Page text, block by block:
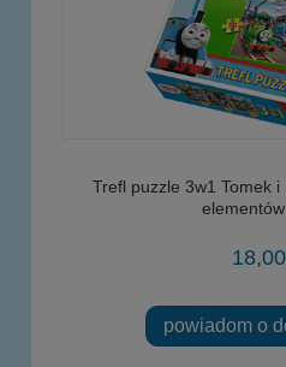
Trefl puzzle 3w1 Tomek
18,00
powiadom o